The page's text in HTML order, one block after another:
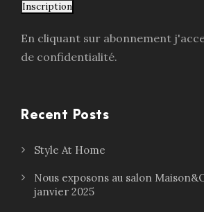
Inscription
En cliquant sur abonnement
de confidentialité.
Recent Posts
Style At Home
Nous exposons au salon
janvier 2025